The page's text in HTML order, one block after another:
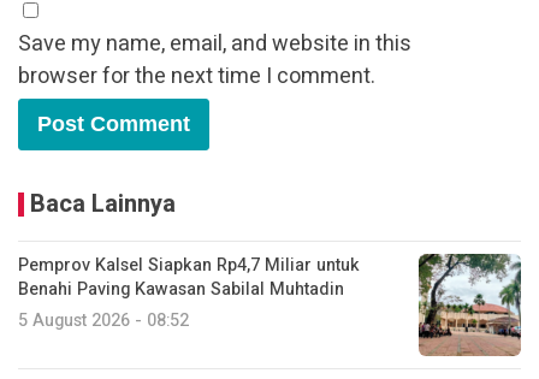
Save my name, email, and website in this
browser for the next time I comment.
Baca Lainnya
Pemprov Kalsel Siapkan Rp4,7 Miliar untuk
Benahi Paving Kawasan Sabilal Muhtadin
5 August 2026 - 08:52